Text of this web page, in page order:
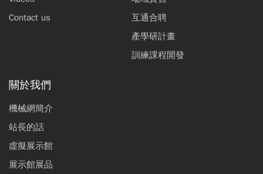
Contact us
互通合聘
產學研計畫
訓練課程開發
關於我們
機械網簡介
站長的話
虛擬展示館
展示館展品